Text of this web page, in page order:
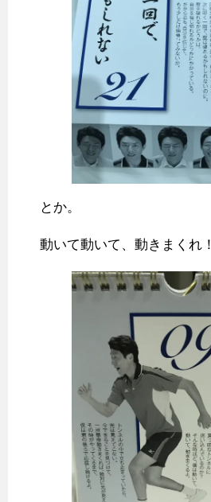
とか。
動いて動いて、動きまくれ！